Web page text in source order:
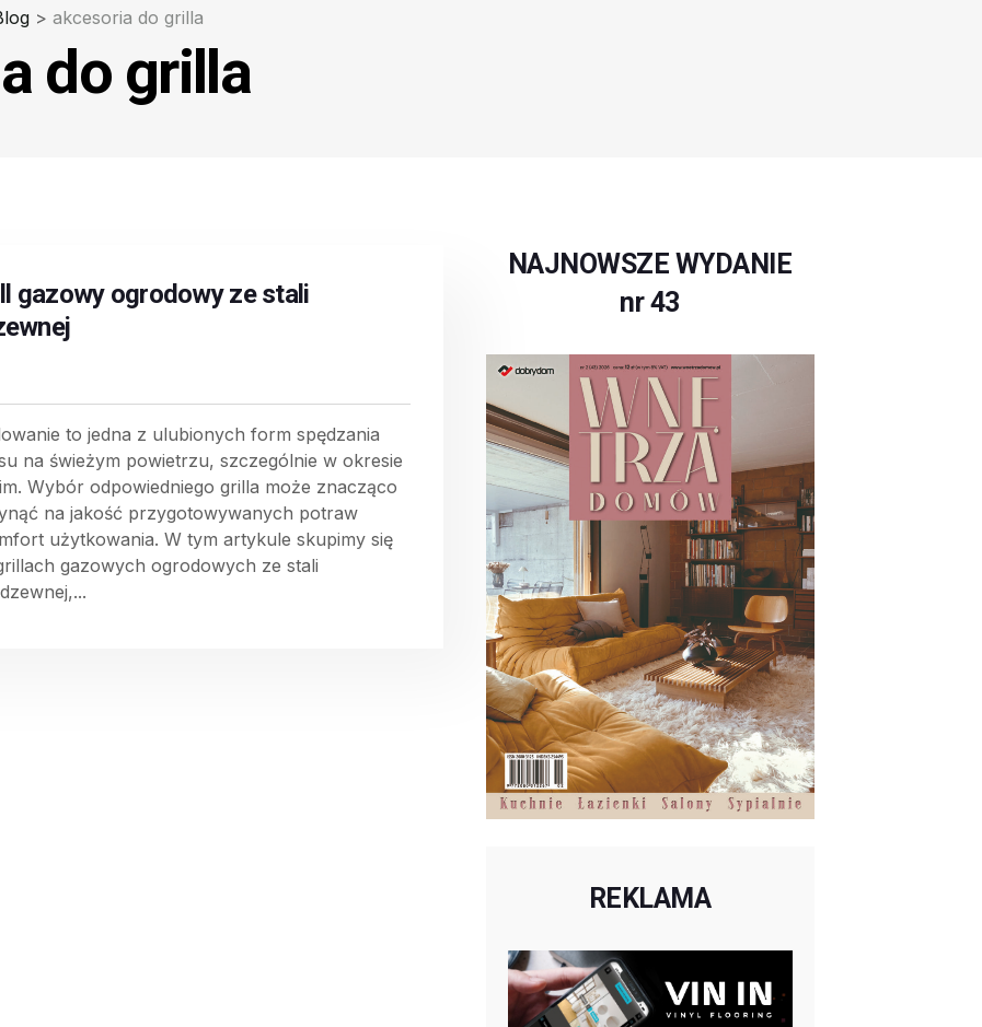
> akcesoria do grilla
do grilla
gazowy ogrodowy ze stali
to jedna z ulubionych form spędzania
na świeżym powietrzu, szczególnie w okresie
Wybór odpowiedniego grilla może znacząco
na jakość przygotowywanych potraw
użytkowania. W tym artykule skupimy się
gazowych ogrodowych ze stali
NAJNOWSZE WYDANIE
nr 43
REKLAMA